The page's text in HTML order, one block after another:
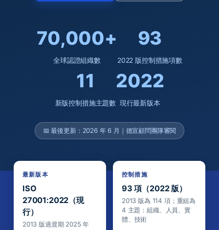
70,000+
全球認證組織數
93
2022 版控制措施項數
11
新版控制措施主題數
2022
現行最新版本
📅 最後更新：2026 年 6 月｜德宣顧問團隊審閱
最新版本
ISO
27001:2022（現
行）
2013 版過渡期 2025 年
控制措施
93 項（2022 版）
2013 版為 114 項；重組為
4 主題：組織、人員、實
體、技術